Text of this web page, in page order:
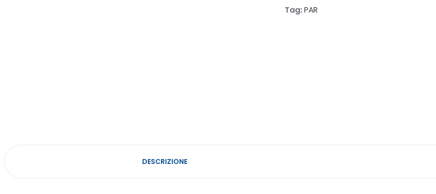
Tag:PAR
DESCRIZIONE